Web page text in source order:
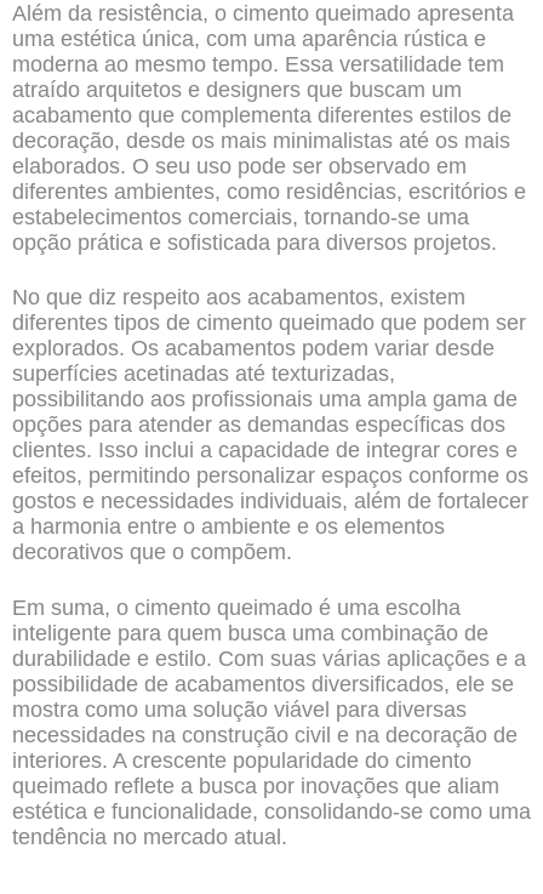
Além da resistência, o cimento queimado apresenta
uma estética única, com uma aparência rústica e
moderna ao mesmo tempo. Essa versatilidade tem
atraído arquitetos e designers que buscam um
acabamento que complementa diferentes estilos de
decoração, desde os mais minimalistas até os mais
elaborados. O seu uso pode ser observado em
diferentes ambientes, como residências, escritórios e
estabelecimentos comerciais, tornando-se uma
opção prática e sofisticada para diversos projetos.
No que diz respeito aos acabamentos, existem
diferentes tipos de cimento queimado que podem ser
explorados. Os acabamentos podem variar desde
superfícies acetinadas até texturizadas,
possibilitando aos profissionais uma ampla gama de
opções para atender as demandas específicas dos
clientes. Isso inclui a capacidade de integrar cores e
efeitos, permitindo personalizar espaços conforme os
gostos e necessidades individuais, além de fortalecer
a harmonia entre o ambiente e os elementos
decorativos que o compõem.
Em suma, o cimento queimado é uma escolha
inteligente para quem busca uma combinação de
durabilidade e estilo. Com suas várias aplicações e a
possibilidade de acabamentos diversificados, ele se
mostra como uma solução viável para diversas
necessidades na construção civil e na decoração de
interiores. A crescente popularidade do cimento
queimado reflete a busca por inovações que aliam
estética e funcionalidade, consolidando-se como uma
tendência no mercado atual.